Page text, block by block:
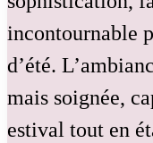
incontournable
d’été.
mais soignée,
estival tout en